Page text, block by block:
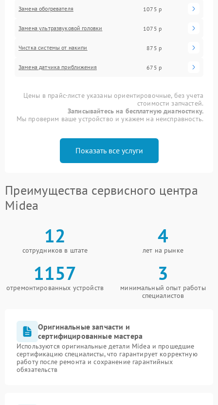
Замена обогревателя 1075 р
Замена ультразвуковой головки 1075 р
Чистка системы от накипи 875 р
Замена датчика приближения 675 р
Цены в прайс-листе указаны ориентировочные, без учета
стоимости запчастей.
Записывайтесь на бесплатную диагностику.
Мы проверим ваше устройство и укажем на неисправность.
Показать все услуги
Преимущества сервисного центра
Midea
12
сотрудников в штате
4
лет на рынке
1157
отремонтированных устройств
3
минимальный опыт работы
специалистов
Оригинальные запчасти и
сертифицированные мастера
Используются оригинальные детали Midea и прошедшие
сертификацию специалисты, что гарантирует корректную
работу после ремонта и сохранение гарантийных
обязательств